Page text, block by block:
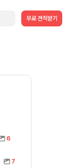
무료 견적받기
6
7